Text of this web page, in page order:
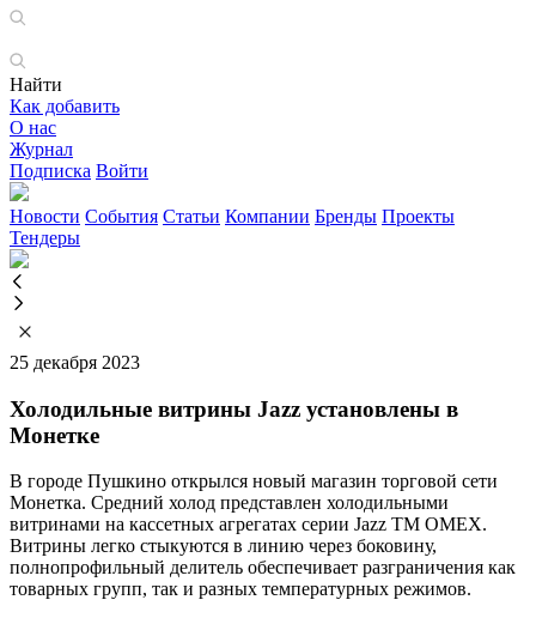
Найти
Как добавить
О нас
Журнал
Подписка Войти
Новости События Статьи Компании Бренды Проекты
Тендеры
25 декабря 2023
Холодильные витрины Jazz установлены в
Монетке
В городе Пушкино открылся новый магазин торговой сети
Монетка. Средний холод представлен холодильными
витринами на кассетных агрегатах серии Jazz ТМ OMEX.
Витрины легко стыкуются в линию через боковину,
полнопрофильный делитель обеспечивает разграничения как
товарных групп, так и разных температурных режимов.